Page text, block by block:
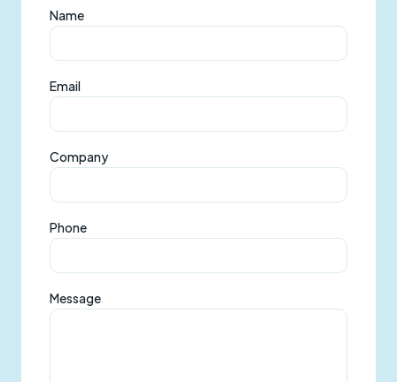
Name
Email
Company
Phone
Message